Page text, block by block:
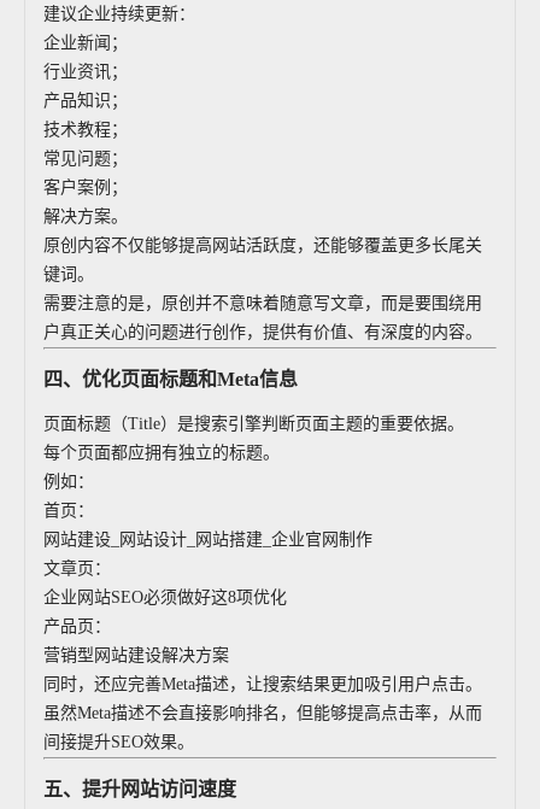
建议企业持续更新：
企业新闻；
行业资讯；
产品知识；
技术教程；
常见问题；
客户案例；
解决方案。
原创内容不仅能够提高网站活跃度，还能够覆盖更多长尾关
键词。
需要注意的是，原创并不意味着随意写文章，而是要围绕用
户真正关心的问题进行创作，提供有价值、有深度的内容。
四、优化页面标题和Meta信息
页面标题（Title）是搜索引擎判断页面主题的重要依据。
每个页面都应拥有独立的标题。
例如：
首页：
网站建设_网站设计_网站搭建_企业官网制作
文章页：
企业网站SEO必须做好这8项优化
产品页：
营销型网站建设解决方案
同时，还应完善Meta描述，让搜索结果更加吸引用户点击。
虽然Meta描述不会直接影响排名，但能够提高点击率，从而
间接提升SEO效果。
五、提升网站访问速度